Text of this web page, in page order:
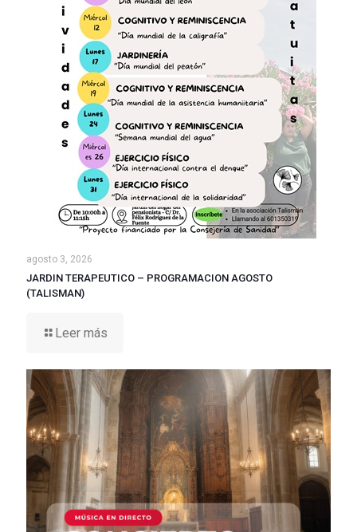
agosto 3, 2026
JARDIN TERAPEUTICO – PROGRAMACION AGOSTO
(TALISMAN)
Leer más